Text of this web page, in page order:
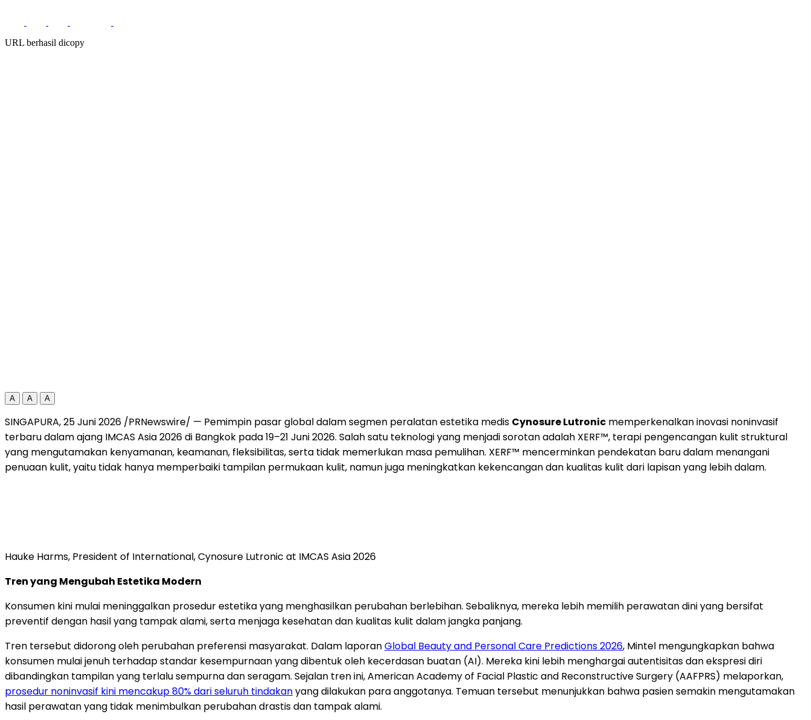
URL berhasil dicopy
A A A
SINGAPURA, 25 Juni 2026 /PRNewswire/ — Pemimpin pasar global dalam segmen peralatan estetika medis Cynosure Lutronic memperkenalkan inovasi noninvasif
terbaru dalam ajang IMCAS Asia 2026 di Bangkok pada 19–21 Juni 2026. Salah satu teknologi yang menjadi sorotan adalah XERF™, terapi pengencangan kulit struktural
yang mengutamakan kenyamanan, keamanan, fleksibilitas, serta tidak memerlukan masa pemulihan. XERF™ mencerminkan pendekatan baru dalam menangani
penuaan kulit, yaitu tidak hanya memperbaiki tampilan permukaan kulit, namun juga meningkatkan kekencangan dan kualitas kulit dari lapisan yang lebih dalam.
Hauke Harms, President of International, Cynosure Lutronic at IMCAS Asia 2026
Tren yang Mengubah Estetika Modern
Konsumen kini mulai meninggalkan prosedur estetika yang menghasilkan perubahan berlebihan. Sebaliknya, mereka lebih memilih perawatan dini yang bersifat
preventif dengan hasil yang tampak alami, serta menjaga kesehatan dan kualitas kulit dalam jangka panjang.
Tren tersebut didorong oleh perubahan preferensi masyarakat. Dalam laporanGlobal Beauty and Personal Care Predictions 2026, Mintel mengungkapkan bahwa
konsumen mulai jenuh terhadap standar kesempurnaan yang dibentuk oleh kecerdasan buatan (AI). Mereka kini lebih menghargai autentisitas dan ekspresi diri
dibandingkan tampilan yang terlalu sempurna dan seragam. Sejalan tren ini, American Academy of Facial Plastic and Reconstructive Surgery (AAFPRS) melaporkan,
prosedur noninvasif kini mencakup 80% dari seluruh tindakanyang dilakukan para anggotanya. Temuan tersebut menunjukkan bahwa pasien semakin mengutamakan
hasil perawatan yang tidak menimbulkan perubahan drastis dan tampak alami.